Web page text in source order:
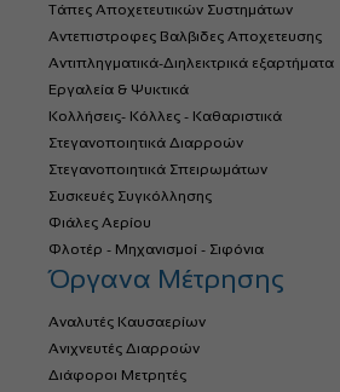
Τάπες Αποχετευτικών Συστημάτων
Αντεπιστροφες Βαλβιδες Αποχετευσης
Αντιπληγματικά-Διηλεκτρικά εξαρτήματα
Εργαλεία & Ψυκτικά
Κολλήσεις- Κόλλες - Καθαριστικά
Στεγανοποιητικά Διαρροών
Στεγανοποιητικά Σπειρωμάτων
Συσκευές Συγκόλλησης
Φιάλες Αερίου
Φλοτέρ - Μηχανισμοί - Σιφόνια
Όργανα Μέτρησης
Αναλυτές Καυσαερίων
Ανιχνευτές Διαρροών
Διάφοροι Μετρητές